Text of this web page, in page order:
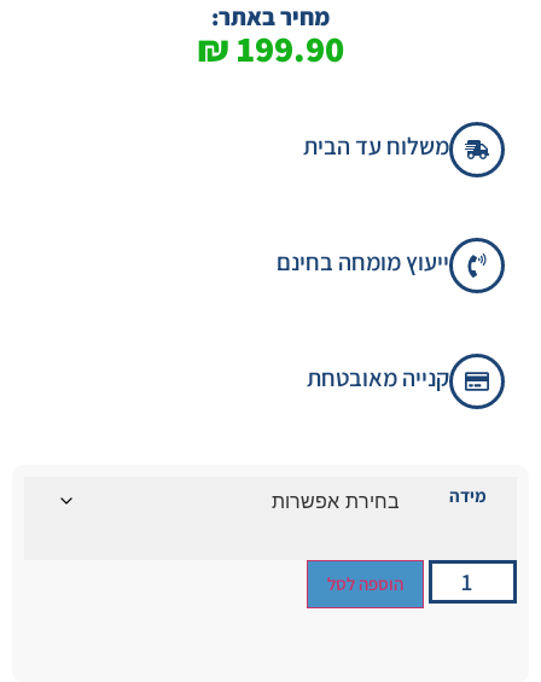
מחיר באתר:
199.90
₪
משלוח עד הבית
ייעוץ מומחה בחינם
קנייה מאובטחת
מידה
הוספה לסל